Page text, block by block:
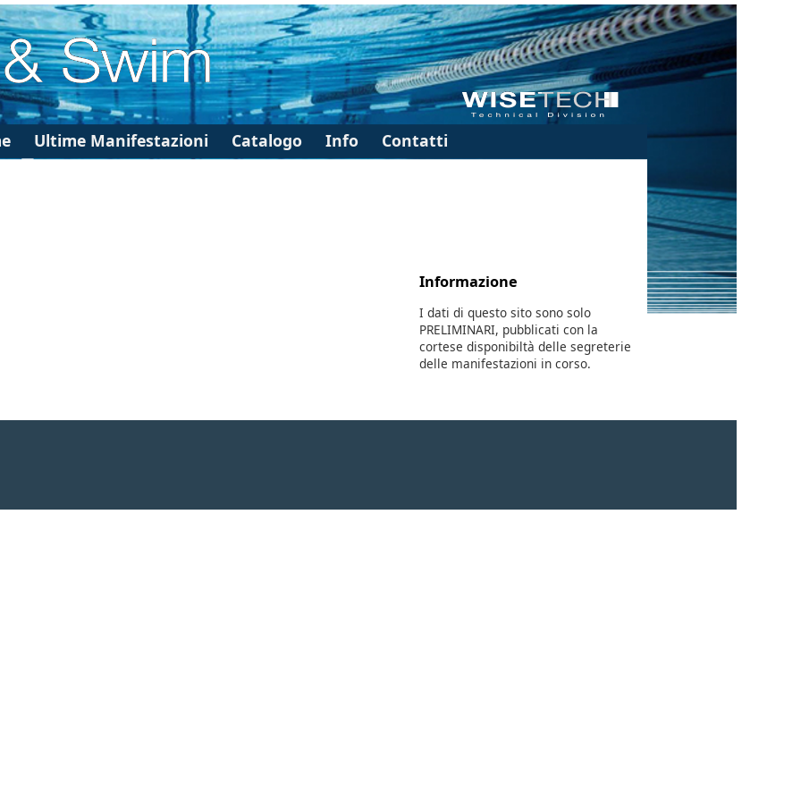
Ultime Manifestazioni Catalogo Info Contatti
Informazione
I dati di questo sito sono solo
PRELIMINARI, pubblicati con la
cortese disponibiltà delle segreterie
delle manifestazioni in corso.